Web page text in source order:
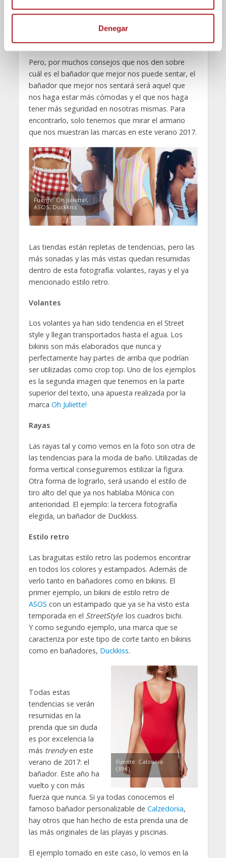
Denegar
Además de todos estos consejos recibidos por
parte de la personal shopper Mónica Pozas,
entraría un estudio de color que realizan los
profesionales tal y como nos informa.
Pero, por muchos consejos que nos den sobre
cuál es el bañador que mejor nos puede sentar, el
bañador que mejor nos sentará será aquel que
nos haga estar más cómodas y el que nos haga
tener más seguridad en nosotras mismas. Para
encontrarlo, solo tenemos que mirar el armario
que nos muestran las marcas en este verano 2017.
Fuente: Oh Juliette!,
ASOS, Duckkiss
Las tiendas están repletas de tendencias, pero las
más sonadas y las más vistas quedan resumidas
dentro de esta fotografía: volantes, rayas y el ya
mencionado estilo retro.
Volantes
Los volantes ya han sido tendencia en el Street
style y llegan transportados hasta el agua. Los
bikinis son más elaborados que nunca y
perfectamente hay partes de arriba que podrían
ser utilizadas como crop top. Uno de los ejemplos
es la segunda imagen que tenemos en la parte
superior del texto, una apuesta realizada por la
marca Oh Juliette!
Rayas
Las rayas tal y como vemos en la foto son otra de
las tendencias para la moda de baño. Utilizadas de
forma vertical conseguiremos estilizar la figura.
Otra forma de lograrlo, será usando el estilo de
tiro alto del que ya nos hablaba Mónica con
anterioridad. El ejemplo: la tercera fotografía
elegida, un bañador de Duckkiss.
Estilo retro
Las braguitas estilo retro las podemos encontrar
en todos los colores y estampados. Además de
verlo tanto en bañadores como en bikinis. El
primer ejemplo, un bikini de estilo retro de
ASOS con un estampado que ya se ha visto esta
temporada en el StreetStyle: los cuadros bichi.
Y como segundo ejemplo, una marca que se
caracteriza por este tipo de corte tanto en bikinis
como en bañadores, Duckkiss.
Fuente: Calzonia
(39€)
Todas estas
tendencias se verán
resumidas en la
prenda que sin duda
es por excelencia la
más trendyen este
verano de 2017: el
bañador. Este año ha
vuelto y con más
fuerza que nunca. Si ya todas conocemos el
famoso bañador personalizable de Calzedonia,
hay otros que han hecho de esta prenda una de
las más originales de las playas y piscinas.
El ejemplo tomado en este caso, lo vemos en la